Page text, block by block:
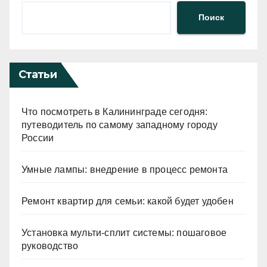
Поиск
Статьи
Что посмотреть в Калининграде сегодня:
путеводитель по самому западному городу
России
Умные лампы: внедрение в процесс ремонта
Ремонт квартир для семьи: какой будет удобен
Установка мульти-сплит системы: пошаговое
руководство